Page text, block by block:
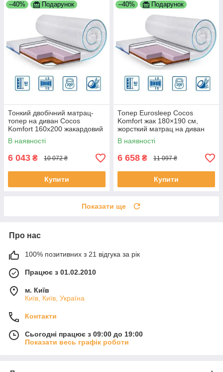
–40% Подарунок
Тонкий двобічний матрац-
топер на диван Cocos
Komfort 160x200 жакардовий
чохол, TM Eurosleep
В наявності
6 043 ₴ 10 072 ₴
Купити
–40% Подарунок
Топер Eurosleep Cocos
Komfort жак 180×190 см,
жорсткий матрац на диван
В наявності
6 658 ₴ 11 097 ₴
Купити
Показати ще
Про нас
100% позитивних з 21 відгука за рік
Працює з 01.02.2010
м. Київ
Київ, Київ, Україна
Контакти
Сьогодні працює з 09:00 до 19:00
Показати весь графік роботи